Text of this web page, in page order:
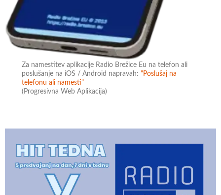
Za namestitev aplikacije Radio Brežice Eu na telefon ali
poslušanje na iOS / Android napravah:"Poslušaj na
telefonu ali namesti"
(Progresivna Web Aplikacija)